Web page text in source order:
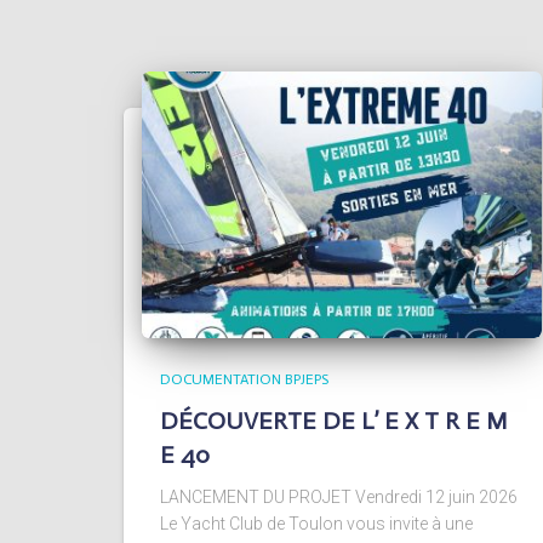
DOCUMENTATION BPJEPS
DÉCOUVERTE DE L’ E X T R E M
E 40
LANCEMENT DU PROJET Vendredi 12 juin 2026
Le Yacht Club de Toulon vous invite à une